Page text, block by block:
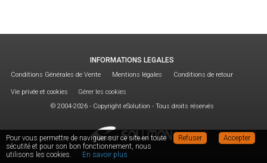
INFORMATIONS LEGALES
Conditions Générales de Vente Mentions légales Conditions de retour
Vie privée et cookies
Gérer les cookies
© 2004-2026 - Copyright eSolution - Tous droits réservés
Accepter
Refuser
Pour vous permettre de naviguer sur ce site en toute
sécutité et pour son bon fonctionnement, nous
utilisons les cookies.
En savoir plus